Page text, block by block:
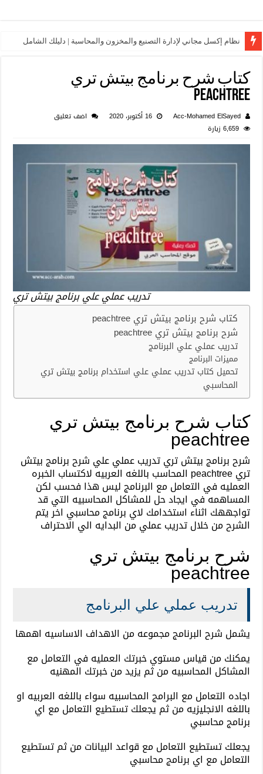
نظام إكسل مجاني لإدارة التصنيع والمخزون والمحاسبة | دليلك الشامل
كتاب شرح برنامج بيتش تري
peachtree
Acc-Mohamed ElSayed 16 أكتوبر، 2020
اضف تعليق
6,659 زيارة
تدريب عملي علي برنامج بيتش تري
كتاب شرح برنامج بيتش تري peachtree
شرح برنامج بيتش تري peachtree
تدريب عملي علي البرنامج
مميزات البرنامج
تحميل كتاب تدريب عملي علي استخدام برنامج بيتش تري
المحاسبي
كتاب شرح برنامج بيتش تري
peachtree
شرح برنامج بيتش تري تدريب عملي علي شرح برنامج بيتش
تري peachtree المحاسب باللغه العربيه لاكتساب الخبره
العمليه في التعامل مع البرنامج ليس هذا فحسب لكن
المساهمه في ايجاد حل للمشاكل المحاسبيه التي قد
تواجههك اثناء استخدامك لاي برنامج محاسبي اخر يتم
الشرح من خلال تدريب عملي من البدايه الي الاحتراف
شرح برنامج بيتش تري
peachtree
تدريب عملي علي البرنامج
يشمل شرح البرنامج مجموعه من الاهداف الاساسيه اهمها
يمكنك من قياس مستوي خبرتك العمليه في التعامل مع
المشاكل المحاسبيه من ثم يزيد من خبرتك المهنيه
اجاده التعامل مع البرامج المحاسبيه سواء باللغه العربيه او
باللغه الانجليزيه من ثم يجعلك تستطيع التعامل مع اي
برنامج محاسبي
يجعلك تستطيع التعامل مع قواعد البيانات من ثم تستطيع
التعامل مع اي برنامج محاسبي